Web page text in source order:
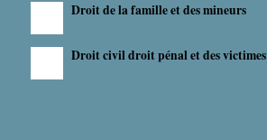
Droit de la famille et des mineurs
Droit civil droit pénal et des victimes